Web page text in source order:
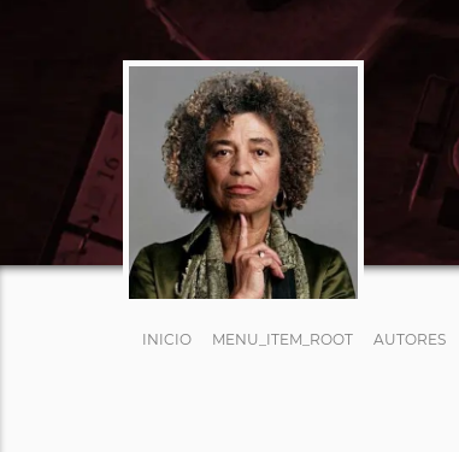
INICIO MENU_ITEM_ROOT AUTORES